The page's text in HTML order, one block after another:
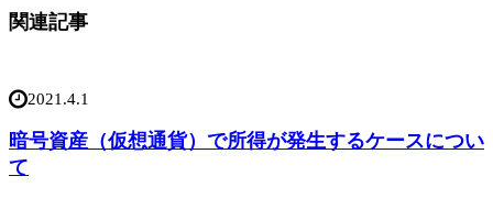
関連記事
2021.4.1
暗号資産（仮想通貨）で所得が発生するケースについ
て